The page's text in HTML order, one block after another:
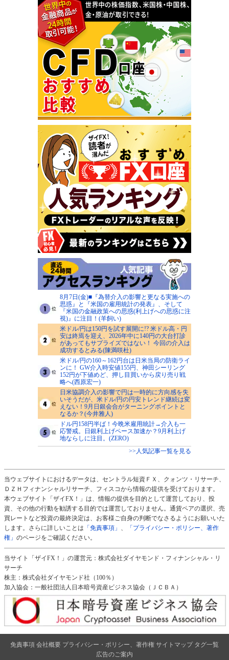
8月7日(金)■『為替介入の影響と更なる実施への
思惑』と『米国の雇用統計の発表』、そして
『米国の金融政策への思惑(利上げへの思惑に注
視)』に注目！(羊飼い)
米ドル/円は150円を試す展開に!? 米ドル高・円
安は終焉を迎え、2026年中に140円の大台打診
があってもサプライズではない！ 今回の介入は
成功するとみる(陳満咲杜)
米ドル/円の160～162円台は日米当局の防衛ライ
ンに！ GW介入時安値155円、神田シーリング
152円が下値めど、押し目買いから戻り売り戦
略へ(西原宏一)
日米協調介入の影響で円は一時的に方向感を失
いそうだが、米ドル/円の円安トレンド継続は変
えない！9月日銀会合がターニングポイントと
なるか？(今井雅人)
ドル円158円半ば！今晩米雇用統計→介入も一
応警戒。日銀利上げペース加速か？9月利上げ
地ならしに注目。(ZERO)
>>人気記事一覧を見る
当ウェブサイトにおけるデータは、セントラル短資ＦＸ、クォンツ・リサーチ、
ＤＺＨフィナンシャルリサーチ、フィスコから情報の提供を受けております。
本ウェブサイト「ザイFX！」は、情報の提供を目的として運営しており、投
資、その他の行動を勧誘する目的では運営しておりません。通貨ペアの選択、売
買レートなど投資の最終決定は、お客様ご自身の判断でなさるようにお願いいた
します。さらに詳しいことは 「免責事項」 、
「プライバシー・ポリシー、著作
権」 のページをご確認ください。
当サイト「ザイFX！」の運営元：株式会社ダイヤモンド・フィナンシャル・リ
サーチ
株主：株式会社ダイヤモンド社（100％）
加入協会：一般社団法人日本暗号資産ビジネス協会（ＪＣＢＡ）
免責事項 会社概要 プライバシー・ポリシー、著作権 サイトマップ タグ一覧
広告のご案内